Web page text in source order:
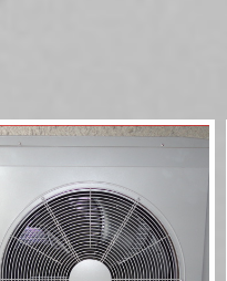
HT70 17kW